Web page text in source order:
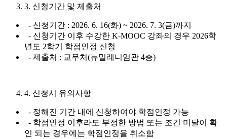
3. 신청기간 및 제출처
- 신청기간 : 2026. 6. 16(화) ~ 2026. 7. 3(금)까지
- 신청기간 이후 수강한 K-MOOC 강좌의 경우 2026학
년도 2학기 학점인정 신청
- 제출처 : 교무처(뉴밀레니엄관 4층)
4. 신청시 유의사항
- 정해진 기간 내에 신청하여야 학점인정 가능
- 학점인정 이후라도 부정한 방법 또는 조건 미달이 확
인 되는 경우에는 학점인정을 취소함